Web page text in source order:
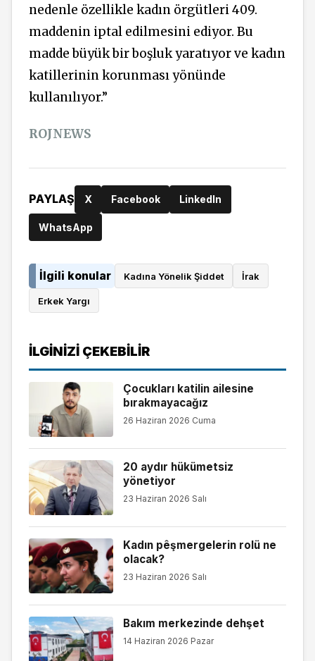
nedenle özellikle kadın örgütleri 409.
maddenin iptal edilmesini ediyor. Bu
madde büyük bir boşluk yaratıyor ve kadın
katillerinin korunması yönünde
kullanılıyor.”
ROJNEWS
PAYLAŞ X Facebook LinkedIn
WhatsApp
İlgili konular Kadına Yönelik Şiddet İrak
Erkek Yargı
İLGINIZI ÇEKEBILIR
Çocukları katilin ailesine
bırakmayacağız
26 Haziran 2026 Cuma
20 aydır hükümetsiz
yönetiyor
23 Haziran 2026 Salı
Kadın pêşmergelerin rolü ne
olacak?
23 Haziran 2026 Salı
Bakım merkezinde dehşet
14 Haziran 2026 Pazar